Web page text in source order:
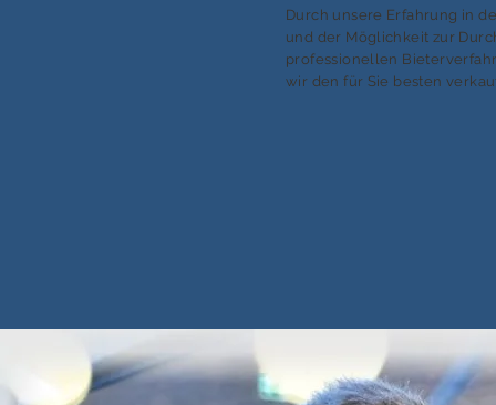
Durch unsere Erfahrung in
und der Möglichkeit zur
professionellen
wir den für Sie besten